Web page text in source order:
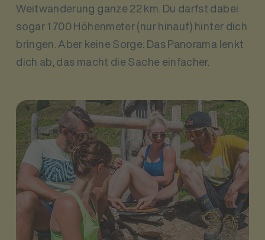
Weitwanderung ganze 22 km. Du darfst dabei
sogar 1.700 Höhenmeter (nur hinauf) hinter dich
bringen. Aber keine Sorge: Das Panorama lenkt
dich ab, das macht die Sache einfacher.